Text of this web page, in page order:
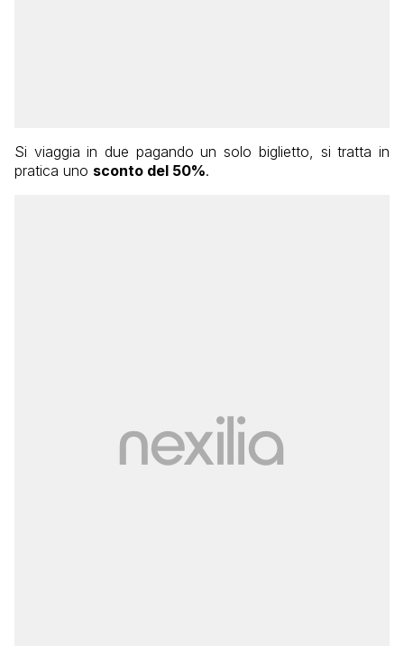
Si viaggia in due pagando un solo biglietto, si tratta in
pratica uno sconto del 50%.